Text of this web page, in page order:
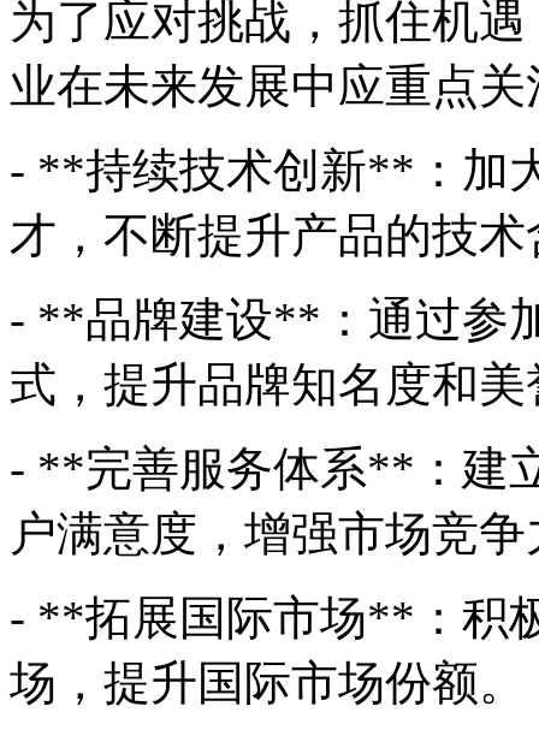
为了应对挑战，抓住机
业在未来发展中应重点
- **持续技术创新**：加
才，不断提升产品的技
- **品牌建设**：通过参
式，提升品牌知名度和美
- **完善服务体系**：建
户满意度，增强市场竞争
- **拓展国际市场**：积
场，提升国际市场份额。